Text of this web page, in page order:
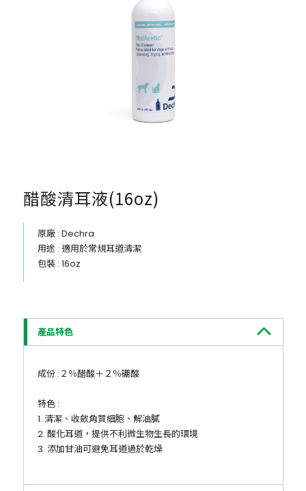
醋酸清耳液(16oz)
原廠 : Dechra
用途 : 適用於常規耳道清潔
包裝 : 16oz
產品特色
成份 :２％醋酸＋２％硼酸
特色 :
1. 清潔、收斂角質細胞、解油膩
2. 酸化耳道，提供不利微生物生長的環境
3. 添加甘油可避免耳道過於乾燥